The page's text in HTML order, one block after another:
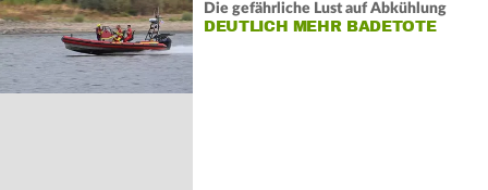
Die gefährliche Lust auf Abkühlung
DEUTLICH MEHR BADETOTE